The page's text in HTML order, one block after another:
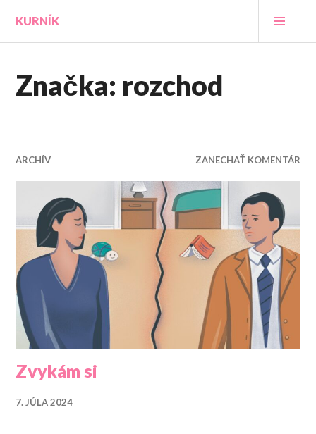
obsah
KURNÍK
Značka: rozchod
ARCHÍV ZANECHAŤ KOMENTÁR
Zvykám si
7. JÚLA 2024